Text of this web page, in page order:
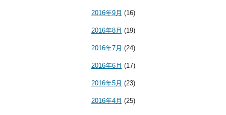
2016年9月 (16)
2016年8月 (19)
2016年7月 (24)
2016年6月 (17)
2016年5月 (23)
2016年4月 (25)